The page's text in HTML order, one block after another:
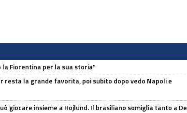
Fiorentina per la sua storia"
resta la grande favorita, poi subito dopo vedo Napoli e
giocare insieme a Hojlund. Il brasiliano somiglia tanto a De